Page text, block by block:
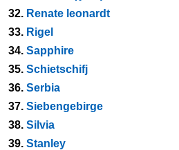
32. Renate leonardt
33. Rigel
34. Sapphire
35. Schietschifj
36. Serbia
37. Siebengebirge
38. Silvia
39. Stanley